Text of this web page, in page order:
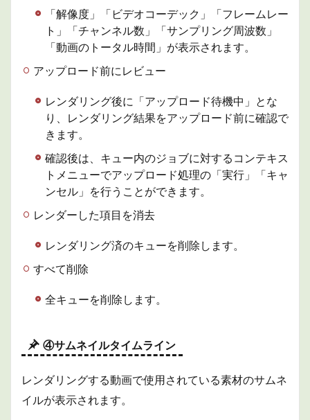
「解像度」「ビデオコーデック」「フレームレー
ト」「チャンネル数」「サンプリング周波数」
「動画のトータル時間」が表示されます。
アップロード前にレビュー
レンダリング後に「アップロード待機中」とな
り、レンダリング結果をアップロード前に確認で
きます。
確認後は、キュー内のジョブに対するコンテキス
トメニューでアップロード処理の「実行」「キャ
ンセル」を行うことができます。
レンダーした項目を消去
レンダリング済のキューを削除します。
すべて削除
全キューを削除します。
④サムネイルタイムライン
レンダリングする動画で使用されている素材のサムネ
イルが表示されます。